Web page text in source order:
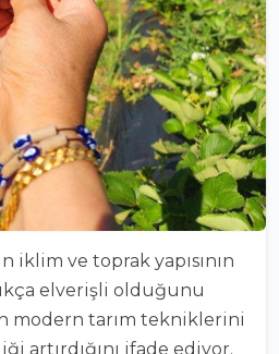
iklim ve toprak yapısının
elverişli olduğunu
modern tarım tekniklerini
artırdığını ifade ediyor.